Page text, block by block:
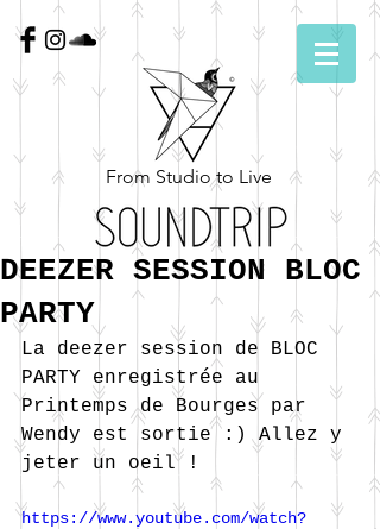
From Studio to Live
DEEZER SESSION BLOC
PARTY
La deezer session de BLOC
PARTY enregistrée au
Printemps de Bourges par
Wendy est sortie :) Allez y
jeter un oeil !
https://www.youtube.com/watch?